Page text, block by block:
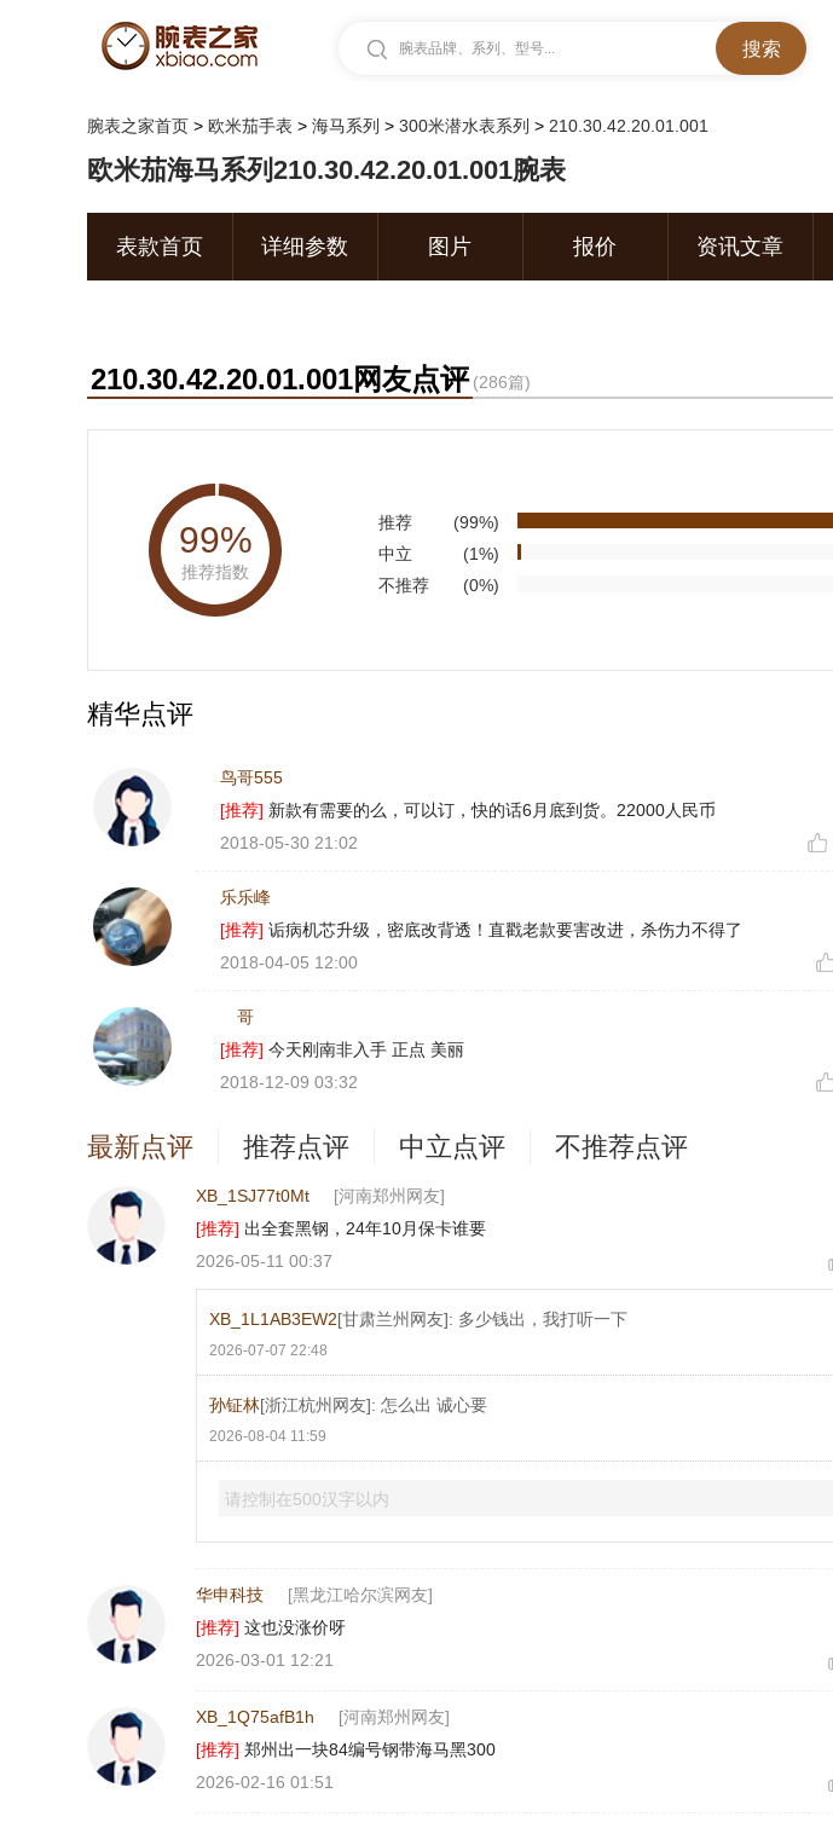
腕表品牌、系列、型号...
腕表之家首页 > 欧米茄手表 > 海马系列 > 300米潜水表系列 > 210.30.42.20.01.001
欧米茄海马系列210.30.42.20.01.001腕表
表款首页 详细参数 图片 报价 资讯文章
210.30.42.20.01.001网友点评 (286篇)
99%
推荐指数
推荐 (99%)
中立
(1%)
不推荐
(0%)
精华点评
鸟哥555
[推荐] 新款有需要的么，可以订，快的话6月底到货。22000人民币
2018-05-30 21:02
乐乐峰
[推荐] 诟病机芯升级，密底改背透！直戳老款要害改进，杀伤力不得了
2018-04-05 12:00
ゞ哥
[推荐] 今天刚南非入手 正点 美丽
2018-12-09 03:32
最新点评 推荐点评 中立点评 不推荐点评
XB_1SJ77t0Mt
[河南郑州网友]
[推荐] 出全套黑钢，24年10月保卡谁要
2026-05-11 00:37
XB_1L1AB3EW2[甘肃兰州网友]: 多少钱出，我打听一下
2026-07-07 22:48
孙钲林[浙江杭州网友]: 怎么出 诚心要
2026-08-04 11:59
请控制在500汉字以内
华申科技
[黑龙江哈尔滨网友]
[推荐] 这也没涨价呀
2026-03-01 12:21
XB_1Q75afB1h
[河南郑州网友]
[推荐] 郑州出一块84编号钢带海马黑300
2026-02-16 01:51